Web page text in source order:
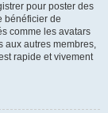
pour poster des
bénéficier de
comme les avatars
aux autres membres,
rapide et vivement